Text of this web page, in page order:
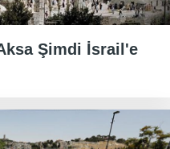
Şimdi İsrail'e